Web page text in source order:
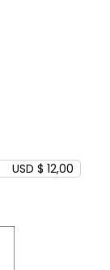
USD $ 12,00